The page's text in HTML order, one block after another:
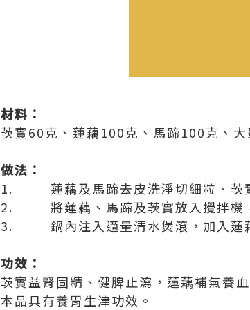
材料：
茨實60克、蓮藕100克、馬蹄100克、大
做法：
1. 蓮藕及馬蹄去皮洗淨切細粒、茨實
2. 將蓮藕、馬蹄及茨實放入攪拌機，
3. 鍋內注入適量清水煲滾，加入蓮藕
功效：
茨實益腎固精、健脾止瀉，蓮藕補氣養
本品具有養胃生津功效。